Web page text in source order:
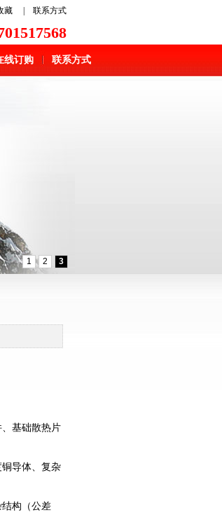
藏 联系方式
线订购 联系方式
1 2 3
基础散热片
导体、复杂
结构（公差